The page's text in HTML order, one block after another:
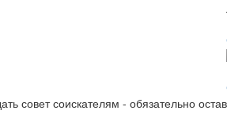
совет соискателям - обязательно